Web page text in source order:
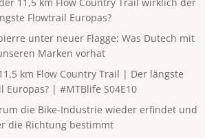
Flowtrail Europas?
unter neuer Flagge: Was Dutech mit
Marken vorhat
km Flow Country Trail | Der längste
Europas? | #MTBlife S04E10
die Bike-Industrie wieder erfindet und
die Richtung bestimmt